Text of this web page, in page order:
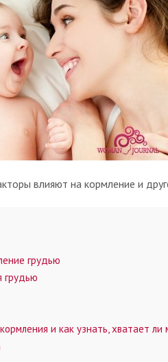
влияют на кормление и
грудью
грудью
и как узнать, хватает ли